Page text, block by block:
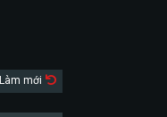
Làm mới